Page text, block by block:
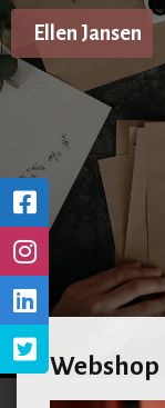
Ga
naar
de
Ellen Jansen
Webshop